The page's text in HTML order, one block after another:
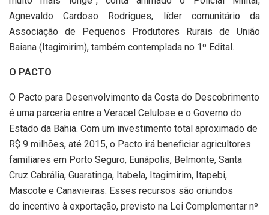
Agnevaldo Cardoso Rodrigues, líder comunitário da
Associação de Pequenos Produtores Rurais de União
Baiana (Itagimirim), também contemplada no 1º Edital.
O PACTO
O Pacto para Desenvolvimento da Costa do Descobrimento
é uma parceria entre a Veracel Celulose e o Governo do
Estado da Bahia. Com um investimento total aproximado de
R$ 9 milhões, até 2015, o Pacto irá beneficiar agricultores
familiares em Porto Seguro, Eunápolis, Belmonte, Santa
Cruz Cabrália, Guaratinga, Itabela, Itagimirim, Itapebi,
Mascote e Canavieiras. Esses recursos são oriundos
do incentivo à exportação, previsto na Lei Complementar nº